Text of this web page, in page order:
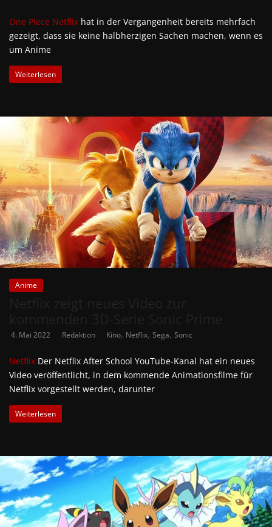
One Piece Netflix hat in der Vergangenheit bereits mehrfach
gezeigt, dass sie keine halbherzigen Sachen machen, wenn es
um Anime
Weiterlesen
Anime
4. Mai 2022 Redaktion Kino, Netflix, Sega, Sonic
Netflix Der Netflix After School YouTube-Kanal hat ein neues
Video veröffentlicht, in dem kommende Animationsfilme für
Netflix vorgestellt werden, darunter
Weiterlesen